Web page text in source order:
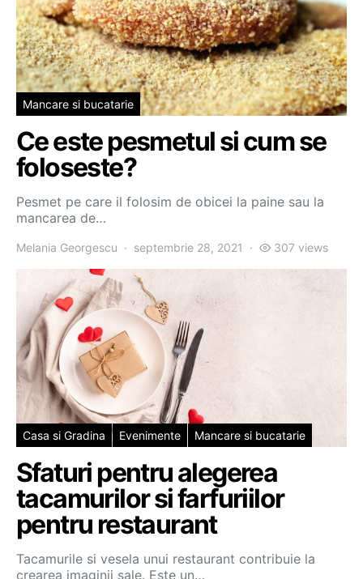
Mancare si bucatarie
Ce este pesmetul si cum se
foloseste?
Pesmet pe care il folosim de obicei la paine sau la
mancarea de…
Melania Georgescu septembrie 28, 2021 307 views
Casa si Gradina Evenimente Mancare si bucatarie
Sfaturi pentru alegerea
tacamurilor si farfuriilor
pentru restaurant
Tacamurile si vesela unui restaurant contribuie la
crearea imaginii sale. Este un…